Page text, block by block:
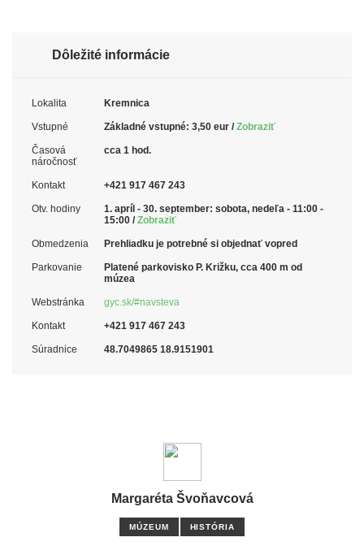
Dôležité informácie
Lokalita Kremnica
Vstupné Základné vstupné: 3,50 eur /Zobraziť
Časová
náročnosť
cca 1 hod.
Kontakt +421 917 467 243
Otv. hodiny
1. apríl - 30. september: sobota, nedeľa - 11:00 -
15:00 /Zobraziť
Obmedzenia Prehliadku je potrebné si objednať vopred
Parkovanie
Platené parkovisko P. Križku, cca 400 m od
múzea
Webstránka gyc.sk/#navsteva
Kontakt +421 917 467 243
Súradnice 48.7049865 18.9151901
Margaréta Švoňavcová
MÚZEUM HISTÓRIA